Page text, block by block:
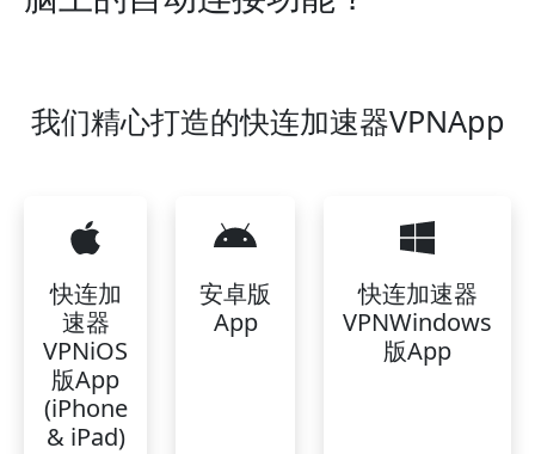
我们精心打造的快连加速器VPNApp
快连加
速器
VPNiOS
版App
(iPhone
& iPad)
安卓版
App
快连加速器
VPNWindows
版App